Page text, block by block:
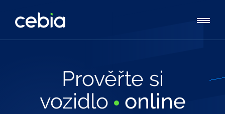
Prověřte si
vozidlo online